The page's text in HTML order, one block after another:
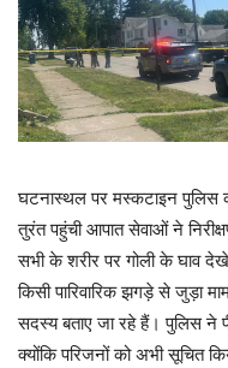
घटनास्थल पर मस्कटाइन पुलिस
तुरंत पहुंची आपात सेवाओं ने
सभी के शरीर पर गोली के घाव
किसी पारिवारिक झगड़े से जुड़ा
सदस्य बताए जा रहे हैं। पुलिस ने
क्योंकि परिजनों को अभी सूचित